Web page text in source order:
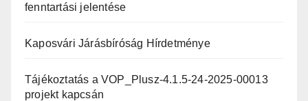
fenntartási jelentése
Kaposvári Járásbíróság Hírdetménye
Tájékoztatás a VOP_Plusz-4.1.5-24-2025-00013
projekt kapcsán